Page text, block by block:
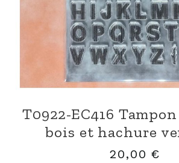
T0922-EC416
bois et hachure
20,00 €